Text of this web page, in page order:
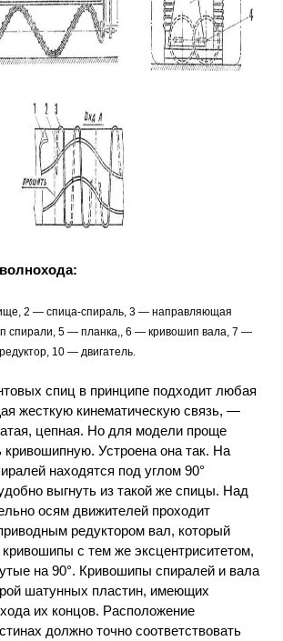
2 — спица-спираль, 3 — направляющая
спирали, 5 — планка,, 6 — кривошип вала, 7 —
10 — двигатель.
спиц в принципе подходит любая
жесткую кинематическую связь, —
цепная. Но для модели проще
кривошипную. Устроена она так. На
находятся под углом 90°
выгнуть из такой же спицы. Над
осям движителей проходит
редуктором вал, который
кривошипы с тем же эксцентриситетом,
на 90°. Кривошипы спиралей и вала
шатунных пластин, имеющих
их концов. Расположение
должно точно соответствовать